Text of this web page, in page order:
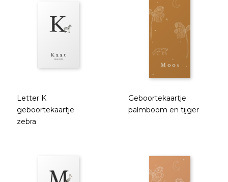
Letter K
geboortekaartje
zebra
Geboortekaartje
palmboom en tijger